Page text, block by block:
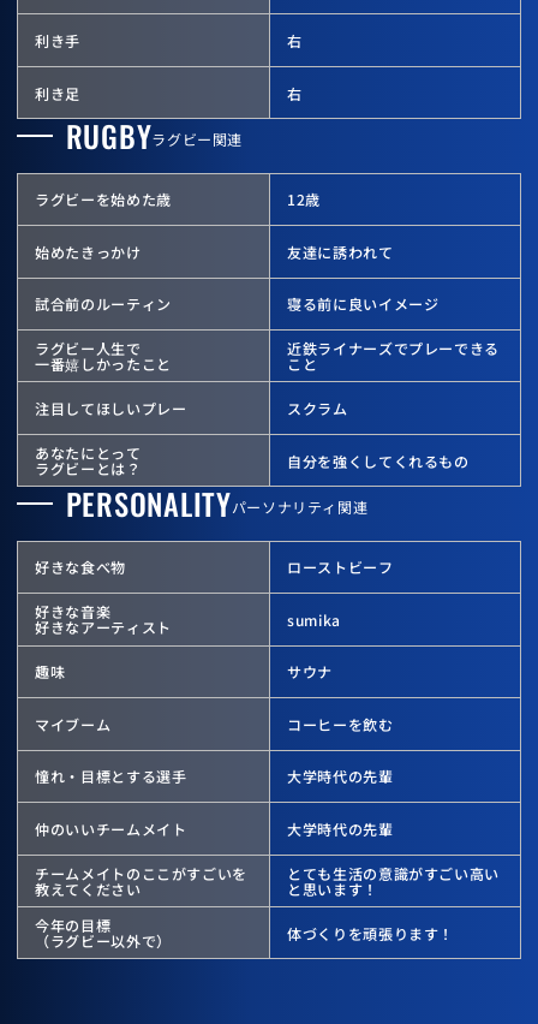
利き手 右
利き足 右
RUGBYラグビー関連
ラグビーを始めた歳 12歳
始めたきっかけ 友達に誘われて
試合前のルーティン 寝る前に良いイメージ
ラグビー人生で
一番嬉しかったこと
近鉄ライナーズでプレーできる
こと
注目してほしいプレー スクラム
あなたにとって
ラグビーとは？ 自分を強くしてくれるもの
PERSONALITYパーソナリティ関連
好きな食べ物 ローストビーフ
好きな音楽
好きなアーティスト sumika
趣味 サウナ
マイブーム コーヒーを飲む
憧れ・目標とする選手 大学時代の先輩
仲のいいチームメイト 大学時代の先輩
チームメイトのここがすごいを
教えてください
とても生活の意識がすごい高い
と思います！
今年の目標
（ラグビー以外で） 体づくりを頑張ります！